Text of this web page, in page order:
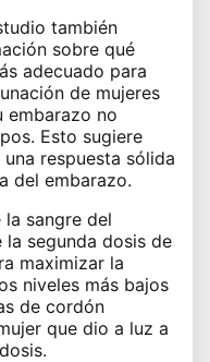
también
sobre qué
adecuado para
de mujeres
embarazo no
Esto sugiere
respuesta sólida
del embarazo.
sangre del
segunda dosis de
maximizar la
niveles más bajos
de cordón
que dio a luz a